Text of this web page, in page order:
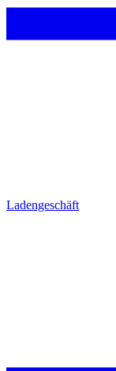
Ladengeschäft